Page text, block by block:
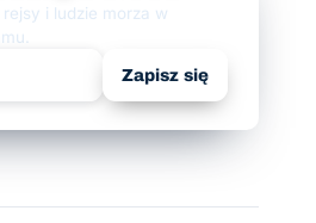
i ludzie morza w
Zapisz się